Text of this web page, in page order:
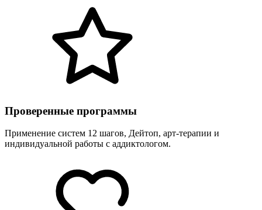
Проверенные программы
Применение систем 12 шагов, Дейтоп, арт-терапии и
индивидуальной работы с аддиктологом.